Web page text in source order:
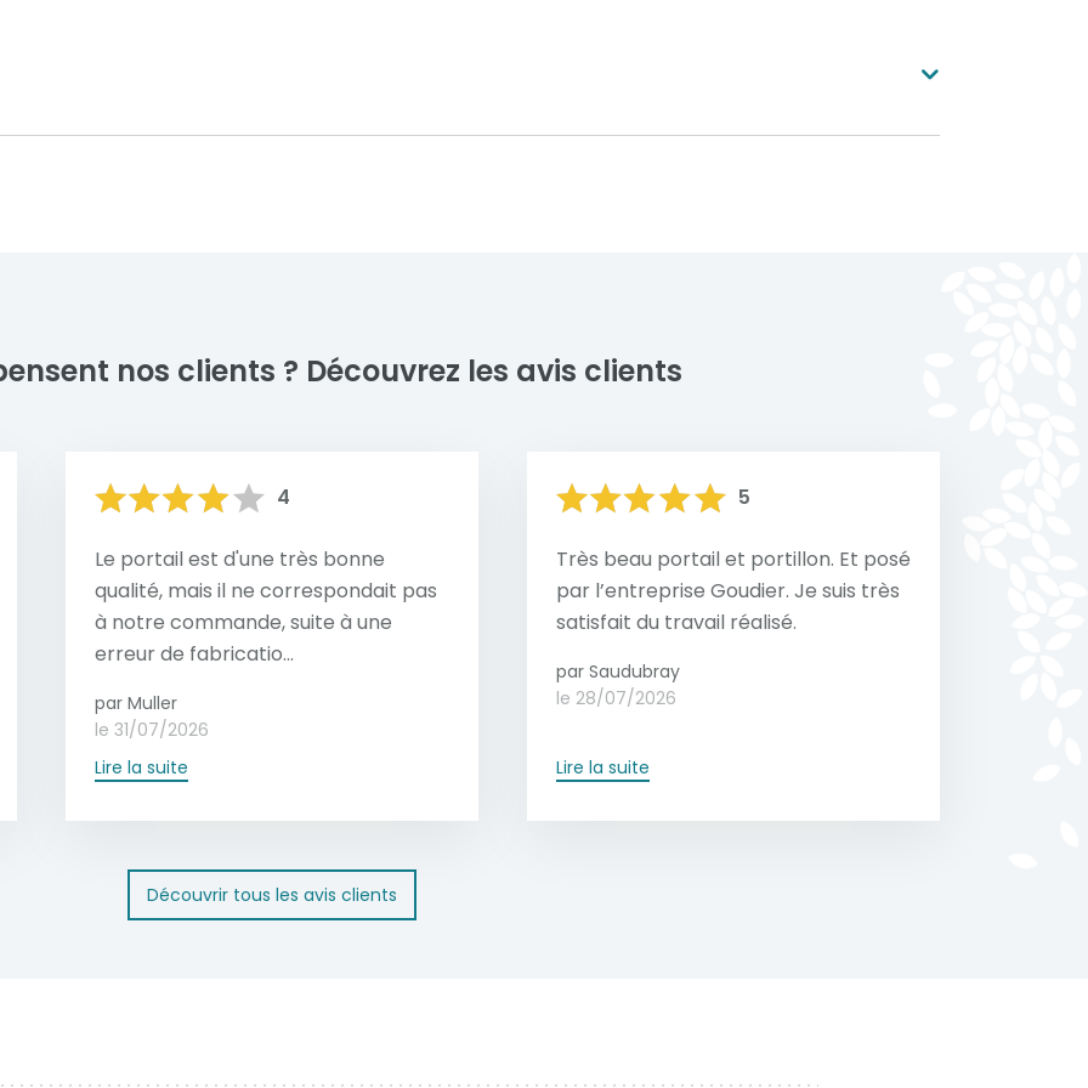
Brun sepia Gris beige Argent antique Timeless rust
nos clients ? Découvrez les avis clients
4
Le portail est d'une très bonne
qualité, mais il ne correspondait pas
à notre commande, suite à une
erreur de fabricatio...
par Muller
le 31/07/2026
Lire la suite
5
Très beau portail et portillon. Et posé
par l’entreprise Goudier. Je suis très
satisfait du travail réalisé.
par Saudubray
le 28/07/2026
Lire la suite
Découvrir tous les avis clients